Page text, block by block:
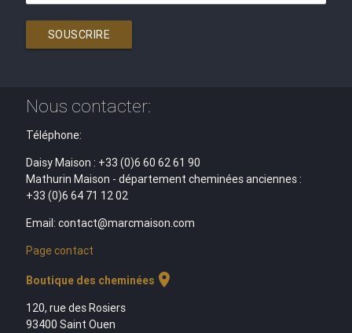
SOUSCRIRE
Nous contacter:
Téléphone:
Daisy Maison : +33 (0)6 60 62 61 90
Mathurin Maison - département cheminées anciennes :
+33 (0)6 64 71 12 02
Email: contact@marcmaison.com
Page contact
Boutique des cheminées location_on
120, rue des Rosiers
93400 Saint Ouen